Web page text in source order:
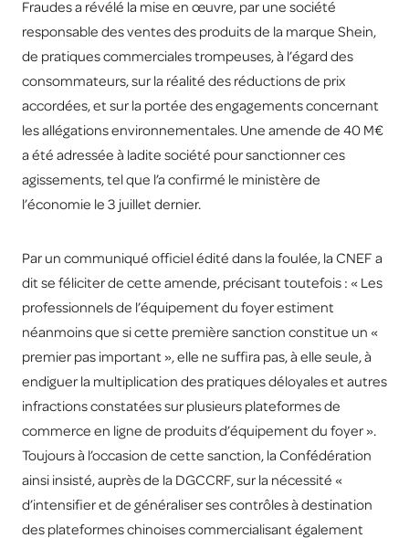
Fraudes a révélé la mise en œuvre, par une société
responsable des ventes des produits de la marque Shein,
de pratiques commerciales trompeuses, à l’égard des
consommateurs, sur la réalité des réductions de prix
accordées, et sur la portée des engagements concernant
les allégations environnementales. Une amende de 40 M€
a été adressée à ladite société pour sanctionner ces
agissements, tel que l’a confirmé le ministère de
l’économie le 3 juillet dernier.
Par un communiqué officiel édité dans la foulée, la CNEF a
dit se féliciter de cette amende, précisant toutefois : « Les
professionnels de l’équipement du foyer estiment
néanmoins que si cette première sanction constitue un «
premier pas important », elle ne suffira pas, à elle seule, à
endiguer la multiplication des pratiques déloyales et autres
infractions constatées sur plusieurs plateformes de
commerce en ligne de produits d’équipement du foyer ».
Toujours à l’occasion de cette sanction, la Confédération
ainsi insisté, auprès de la DGCCRF, sur la nécessité «
d’intensifier et de généraliser ses contrôles à destination
des plateformes chinoises commercialisant également